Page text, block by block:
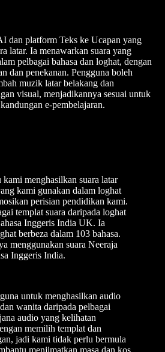
dan platform Teks ke Ucapan yang
latar. Ia menawarkan suara yang
pelbagai bahasa dan loghat, dengan
dan penekanan. Pengguna boleh
muzik latar belakang dan
visual, menjadikannya sesuai untuk
e-pembelajaran.
kami menghasilkan suara latar
kami gunakan dalam loghat
perisian pendidikan kami.
templat suara daripada loghat
Inggeris India UK. Ia
berbeza dalam 103 bahasa.
menggunakan suara Neeraja
Inggeris India.
untuk menghasilkan audio
wanita daripada pelbagai
audio yang kelihatan
memilih templat dan
jadi kami tidak perlu bermula